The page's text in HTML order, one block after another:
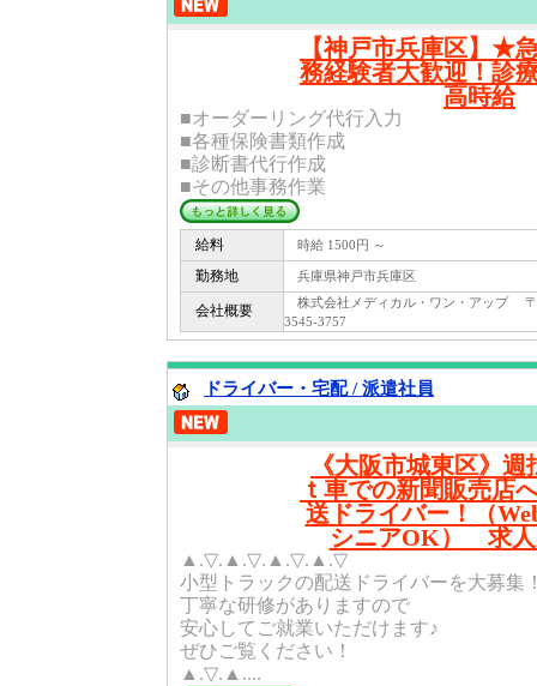
【神戸市兵庫区】★
務経験者大歓迎！診
高時給
■オーダーリング代行入力
■各種保険書類作成
■診断書代行作成
■その他事務作業
給料 時給 1500円 ～
勤務地 兵庫県神戸市兵庫区
会社概要
株式会社メディカル・ワン・アップ
3545-3757
ドライバー・宅配 / 派遣社員
《大阪市城東区》
ｔ車での新聞販売店
送ドライバー！（
シニアOK） 求人
▲.▽.▲.▽.▲.▽.▲.▽
小型トラックの配送ドライバーを大募集
丁寧な研修がありますので
安心してご就業いただけます♪
ぜひご覧ください！
▲.▽.▲....